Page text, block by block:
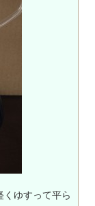
ゆすって平ら